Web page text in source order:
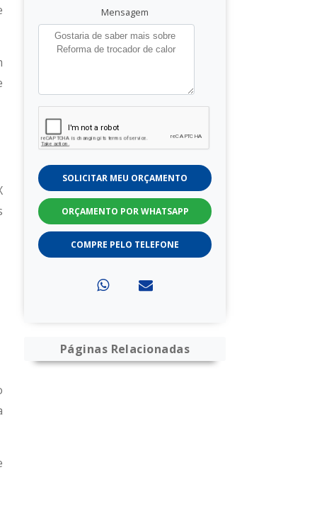
Mensagem
SOLICITAR MEU ORÇAMENTO
ORÇAMENTO POR WHATSAPP
COMPRE PELO TELEFONE
Páginas Relacionadas